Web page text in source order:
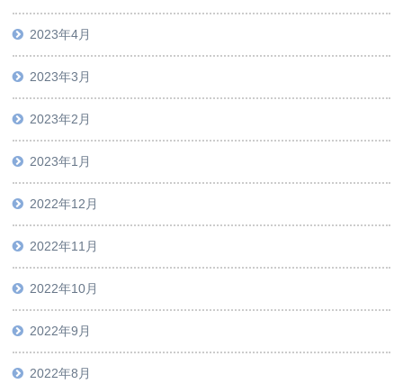
2023年4月
2023年3月
2023年2月
2023年1月
2022年12月
2022年11月
2022年10月
2022年9月
2022年8月